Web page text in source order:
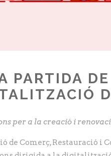
PARTIDA
per a la creació i
de Comerç, Restauració i